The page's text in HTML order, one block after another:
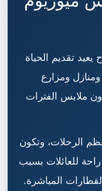
تقديم الحياة
ومزارع
ملابس الفترات
الرحلات، وتكون
للعائلات بسبب
المباشرة.